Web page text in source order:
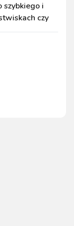
szybkiego i
czy